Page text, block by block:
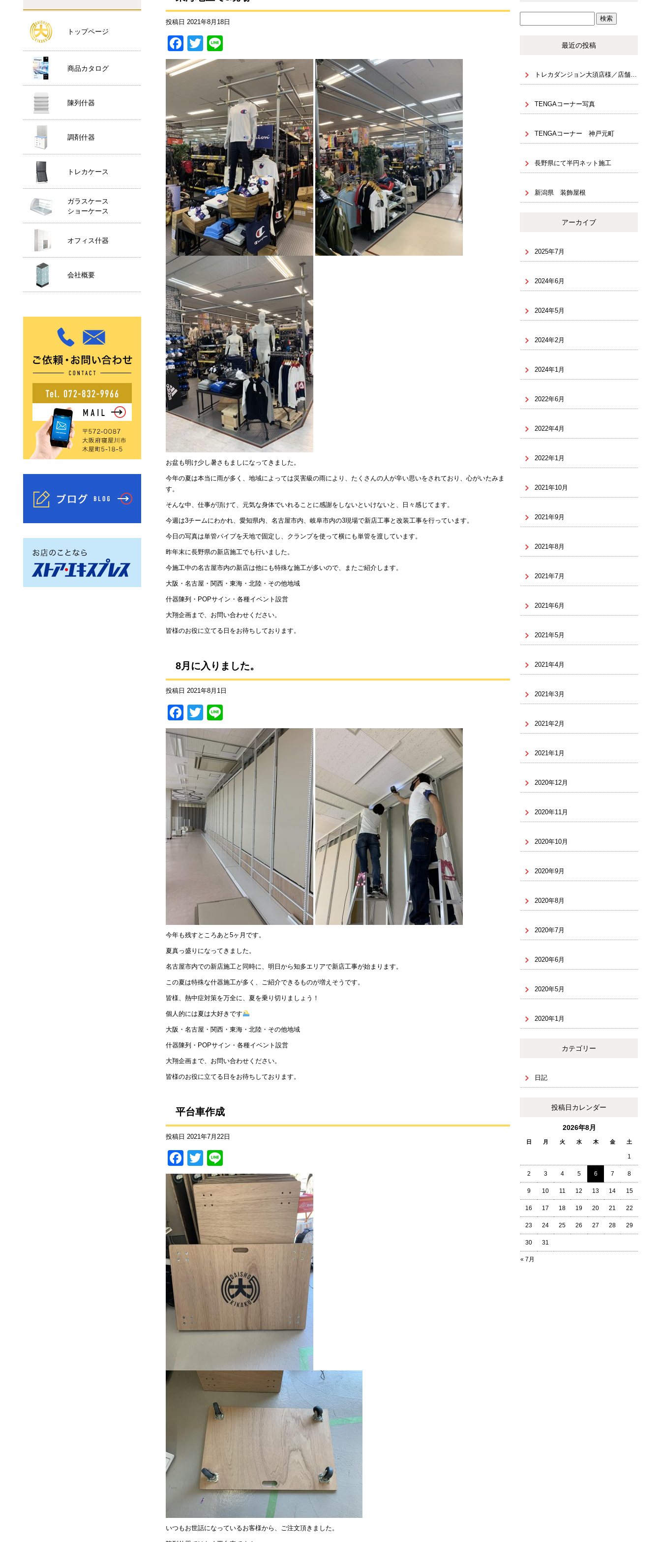
トップページ
商品カタログ
陳列什器
調剤什器
トレカケース
ガラスケース
ショーケース
オフィス什器
会社概要
投稿日 2021年8月18日
F
a
c
o
o
k
T
wi n
e
お盆も明け少し暑さもましになってきました。
今年の夏は本当に雨が多く、地域によっては災害級の雨により、たくさんの人が辛い思いをされており、心がいたみま
す。
そんな中、仕事が頂けて、元気な身体でいれることに感謝をしないといけないと、日々感じてます。
今週は3チームにわかれ、愛知県内、名古屋市内、岐阜市内の3現場で新店工事と改装工事を行っています。
今日の写真は単管パイプを天地で固定し、クランプを使って横にも単管を渡しています。
昨年末に長野県の新店施工でも行いました。
今施工中の名古屋市内の新店は他にも特殊な施工が多いので、またご紹介します。
大阪・名古屋・関西・東海・北陸・その他地域
什器陳列・POPサイン・各種イベント設営
大翔企画まで、お問い合わせください。
皆様のお役に立てる日をお待ちしております。
8月に入りました。
投稿日 2021年8月1日
F
a
e
b
o
o
k
T
wi
tt
er
n
e
今年も残すところあと5ヶ月です。
夏真っ盛りになってきました。
名古屋市内での新店施工と同時に、明日から知多エリアで新店工事が始まります。
この夏は特殊な什器施工が多く、ご紹介できるものが増えそうです。
皆様、熱中症対策を万全に、夏を乗り切りましょう！
個人的には夏は大好きです
大阪・名古屋・関西・東海・北陸・その他地域
什器陳列・POPサイン・各種イベント設営
大翔企画まで、お問い合わせください。
皆様のお役に立てる日をお待ちしております。
平台車作成
投稿日 2021年7月22日
F
a
c
e
b
o
o
k
T
wi
tt
er
n
e
いつもお世話になっているお客様から、ご注文頂きました。
最近の投稿
TENGAコーナー写真
TENGAコーナー 神戸元町
長野県にて半円ネット施工
新潟県 装飾屋根
アーカイブ
2025年7月
2024年6月
2024年5月
2024年2月
2024年1月
2022年6月
2022年4月
2022年1月
2021年10月
2021年9月
2021年8月
2021年7月
2021年6月
2021年5月
2021年4月
2021年3月
2021年2月
2021年1月
2020年12月
2020年11月
2020年10月
2020年9月
2020年8月
2020年7月
2020年6月
2020年5月
2020年1月
カテゴリー
日記
投稿日カレンダー
2026年8月
日 月 火 水 木 金 土
« 7月
1
2 3 4 5 6 7 8
9 10 11 12 13 14 15
16 17 18 19 20 21 22
23 24 25 26 27 28 29
30 31